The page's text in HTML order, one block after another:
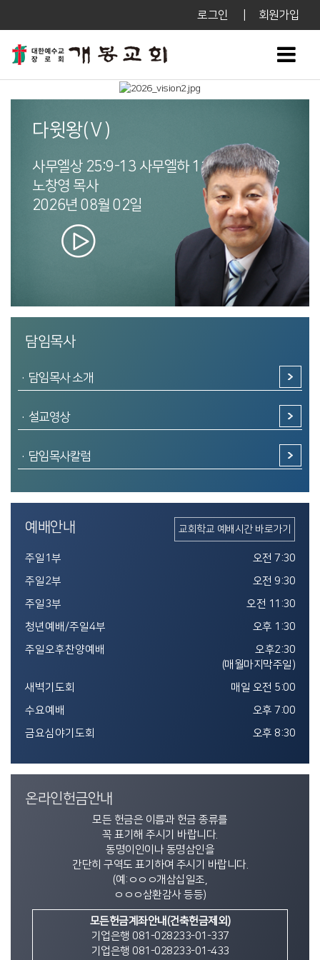
로그인 회원가입
다윗왕(Ⅴ)
사무엘상 25:9-13 사무엘하 11:1-5 24:1-2
노창영 목사
2026년 08월 02일
담임목사
·담임목사 소개
·설교영상
·담임목사칼럼
예배안내 교회학교 예배시간 바로가기
주일1부
오전 7:30
주일2부
오전 9:30
주일3부
오전 11:30
청년예배/주일4부
오후 1:30
주일오후찬양예배
오후2:30
(매월마지막주일)
새벽기도회
매일 오전 5:00
수요예배
오후 7:00
금요심야기도회
오후 8:30
온라인헌금안내
모든 헌금은 이름과 헌금 종류를
꼭 표기해 주시기 바랍니다.
동명이인이나 동명삼인을
간단히 구역도 표기하여 주시기 바랍니다.
(예:ㅇㅇㅇ개삼십일조,
ㅇㅇㅇ삼환감사 등등)
모든헌금계좌안내(건축헌금제외)
기업은행 081-028233-01-337
기업은행 081-028233-01-433